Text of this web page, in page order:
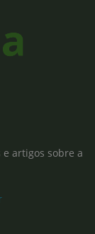
artigos sobre a